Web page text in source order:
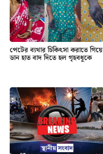
পেটের ব্যথার চিকিৎসা করাতে গিয়ে
ডান হাত বাদ দিতে হল গৃহবধূকে